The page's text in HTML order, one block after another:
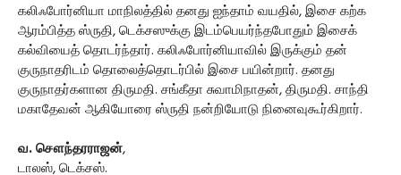
கலிஃபோர்னியா மாநிலத்தில் தனது ஐந்தாம் வயதில், இசை கற்க
ஆரம்பித்த ஸ்ருதி, டெக்சஸுக்கு இடம்பெயர்ந்தபோதும் இசைக்
கல்வியைத் தொடர்ந்தார். கலிஃபோர்னியாவில் இருக்கும் தன்
குருநாதரிடம் தொலைத்தொடர்பில் இசை பயின்றார். தனது
குருநாதர்களான திருமதி. சங்கீதா சுவாமிநாதன், திருமதி. சாந்தி
மகாதேவன் ஆகியோரை ஸ்ருதி நன்றியோடு நினைவுகூர்கிறார்.
வ. சௌந்தரராஜன்,
டாலஸ், டெக்சஸ்.